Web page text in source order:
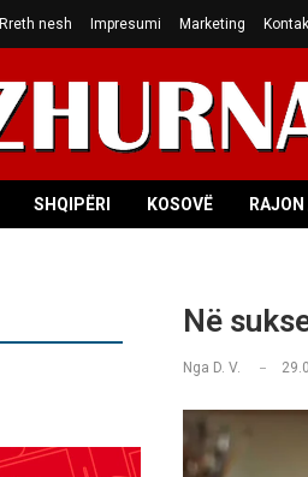
Rreth nesh Impresumi Marketing
SHQIPËRI KOSOVË
Në
Nga D. V.